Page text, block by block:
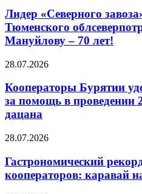
Лидер «Северного
Тюменского
Мануйлову – 70 лет!
28.07.2026
Кооператоры Бурятии
за помощь в проведении
дацана
28.07.2026
Гастрономический
кооператоров: каравай